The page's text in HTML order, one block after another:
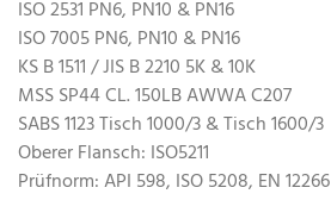
ISO 2531 PN6, PN10 & PN16
ISO 7005 PN6, PN10 & PN16
KS B 1511 / JIS B 2210 5K & 10K
MSS SP44 CL. 150LB AWWA C207
SABS 1123 Tisch 1000/3 & Tisch 1600/3
Oberer Flansch: ISO5211
Prüfnorm: API 598, ISO 5208, EN 12266